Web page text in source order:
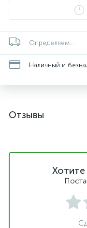
Определяем...
Наличный и
Отзывы
Хотите